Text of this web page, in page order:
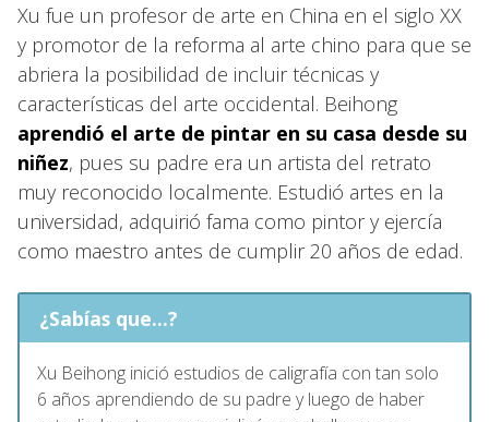
Xu fue un profesor de arte en China en el siglo XX
y promotor de la reforma al arte chino para que se
abriera la posibilidad de incluir técnicas y
características del arte occidental. Beihong
aprendió el arte de pintar en su casa desde su
niñez, pues su padre era un artista del retrato
muy reconocido localmente. Estudió artes en la
universidad, adquirió fama como pintor y ejercía
como maestro antes de cumplir 20 años de edad.
¿Sabías que...?
Xu Beihong inició estudios de caligrafía con tan solo
6 años aprendiendo de su padre y luego de haber